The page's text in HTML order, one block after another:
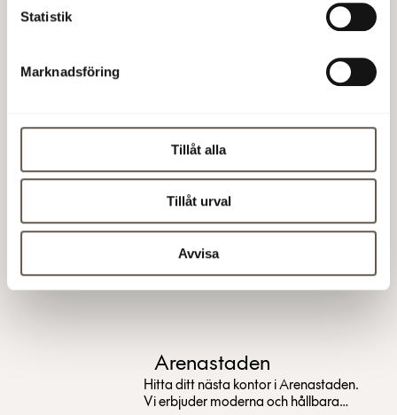
Statistik
Marknadsföring
Tillåt alla
Tillåt urval
Avvisa
Solna station för pendeltåg, tvärbana och ett tiotal
busslinjer. Stadsdelen har omedelbar närhet till E4
ICA, Siemens, Svea Bank, Adidas och TietoEvry för
att bara nämna några.
02 juli 2025
Läs även
Arenastaden
Hitta ditt nästa kontor i Arenastaden.
Vi erbjuder moderna och hållbara